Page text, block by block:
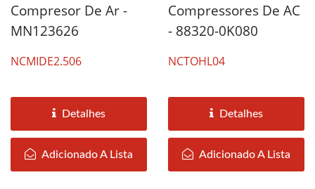
Compresor De Ar -
MN123626
NCMIDE2.506
Detalhes
Adicionado A Lista
Compressores De AC
- 88320-0K080
NCTOHL04
Detalhes
Adicionado A Lista